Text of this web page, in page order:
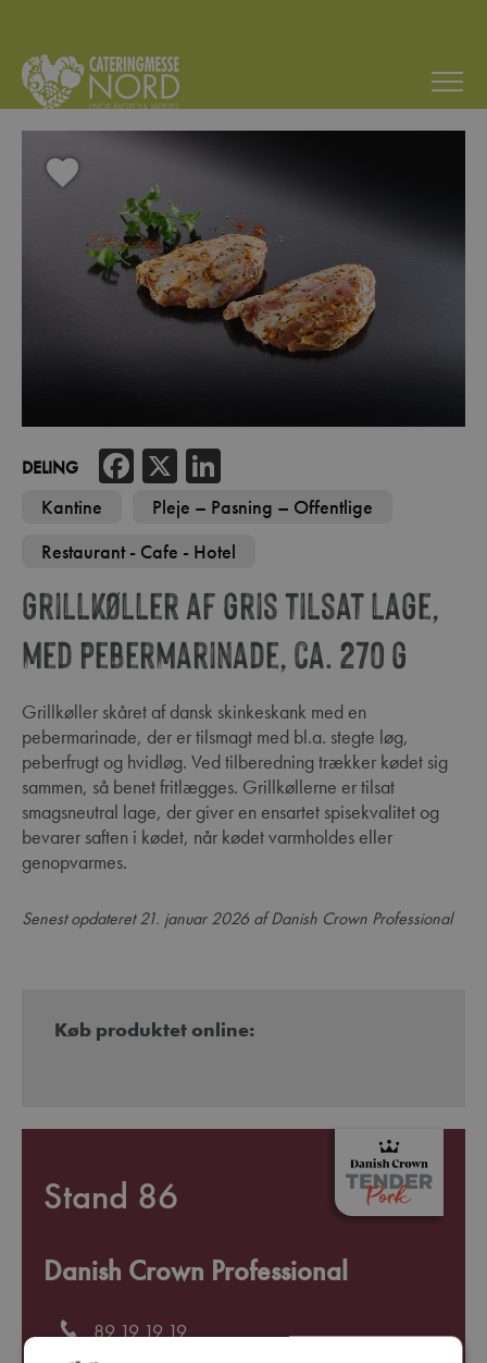
Kantine
Pleje – Pasning – Offentlige
Restaurant - Cafe - Hotel
DELING Facebook
X
Grillkøller af gris tilsat lage,
med pebermarinade, ca. 270 g
Grillkøller skåret af dansk skinkeskank med en
pebermarinade, der er tilsmagt med bl.a. stegte løg,
peberfrugt og hvidløg. Ved tilberedning trækker kødet sig
sammen, så benet fritlægges. Grillkøllerne er tilsat
smagsneutral lage, der giver en ensartet spisekvalitet og
bevarer saften i kødet, når kødet varmholdes eller
genopvarmes.
Senest opdateret 21. januar 2026 af Danish Crown Professional
Køb produktet online:
Stand 86
Danish Crown Professional
89 19 19 19